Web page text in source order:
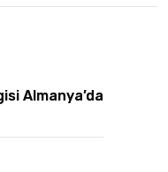
Almanya’da